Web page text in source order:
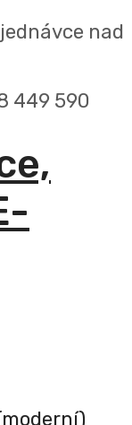
nad
449 590